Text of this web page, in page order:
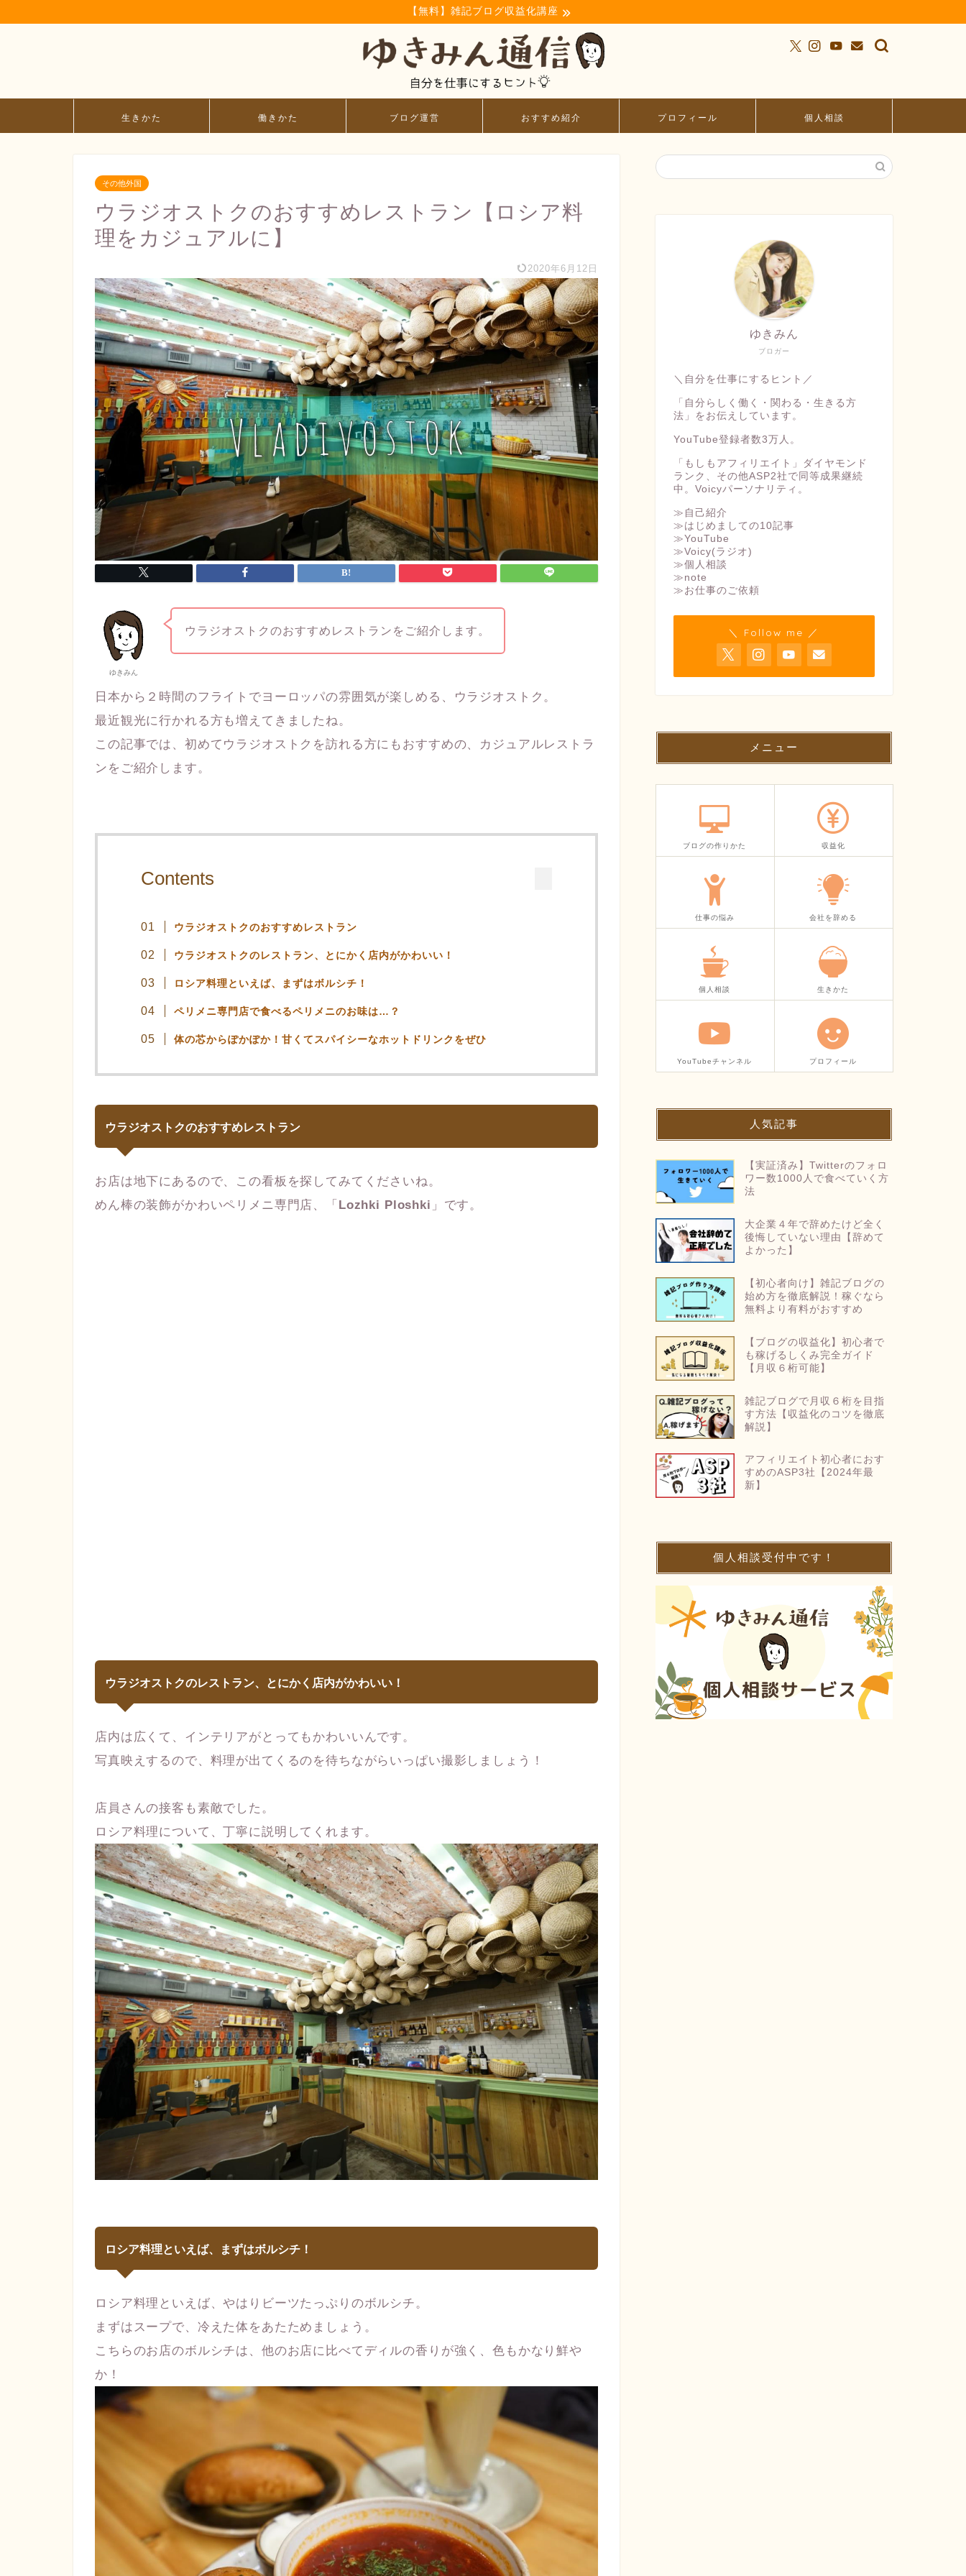
【無料】雑記ブログ収益化講座
生きかた 働きかた ブログ運営 おすすめ紹介 プロフィール 個人相談
その他外国
ウラジオストクのおすすめレストラン【ロシア料
理をカジュアルに】
2020年6月12日
ゆきみん
ウラジオストクのおすすめレストランをご紹介します。
日本から２時間のフライトでヨーロッパの雰囲気が楽しめる、ウラジオストク。
最近観光に行かれる方も増えてきましたね。
この記事では、初めてウラジオストクを訪れる方にもおすすめの、カジュアルレストラ
ンをご紹介します。
Contents
ウラジオストクのおすすめレストラン
ウラジオストクのレストラン、とにかく店内がかわいい！
ロシア料理といえば、まずはボルシチ！
ペリメニ専門店で食べるペリメニのお味は…？
体の芯からぽかぽか！甘くてスパイシーなホットドリンクをぜひ
ウラジオストクのおすすめレストラン
お店は地下にあるので、この看板を探してみてくださいね。
めん棒の装飾がかわいペリメニ専門店、「 Lozhki Ploshki 」です。
ウラジオストクのレストラン、とにかく店内がかわいい！
店内は広くて、インテリアがとってもかわいいんです。
写真映えするので、料理が出てくるのを待ちながらいっぱい撮影しましょう！
店員さんの接客も素敵でした。
ロシア料理について、丁寧に説明してくれます。
ロシア料理といえば、まずはボルシチ！
ロシア料理といえば、やはりビーツたっぷりのボルシチ。
まずはスープで、冷えた体をあたためましょう。
こちらのお店のボルシチは、他のお店に比べてディルの香りが強く、色もかなり鮮や
か！
ブロガー
ゆきみん
＼自分を仕事にするヒント／
「自分らしく働く・関わる・生きる方
法」をお伝えしています。
YouTube登録者数3万人。
「もしもアフィリエイト」ダイヤモンド
ランク、その他ASP2社で同等成果継続
中。Voicyパーソナリティ。
≫自己紹介
≫はじめましての10記事
≫YouTube
≫Voicy(ラジオ)
≫個人相談
≫note
≫お仕事のご依頼
＼ Follow me ／
メニュー
ブログの作りかた 収益化
仕事の悩み 会社を辞める
個人相談 生きかた
YouTubeチャンネル プロフィール
人気記事
【実証済み】Twitterのフォロ
ワー数1000人で食べていく方
法
大企業４年で辞めたけど全く
後悔していない理由【辞めて
よかった】
【初心者向け】雑記ブログの
始め方を徹底解説！稼ぐなら
無料より有料がおすすめ
【ブログの収益化】初心者で
も稼げるしくみ完全ガイド
【月収６桁可能】
雑記ブログで月収６桁を目指
す方法【収益化のコツを徹底
解説】
アフィリエイト初心者におす
すめのASP3社【2024年最
新】
個人相談受付中です！